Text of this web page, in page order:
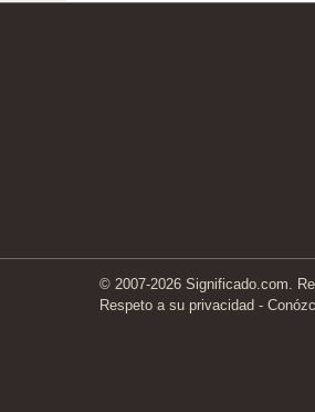
© 2007-2026 Significado.com.
Respeto a su privacidad -